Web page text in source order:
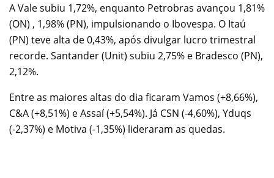
A Vale subiu 1,72%, enquanto Petrobras avançou 1,81%
(ON) , 1,98% (PN), impulsionando o Ibovespa. O Itaú
(PN) teve alta de 0,43%, após divulgar lucro trimestral
recorde. Santander (Unit) subiu 2,75% e Bradesco (PN),
2,12%.
Entre as maiores altas do dia ficaram Vamos (+8,66%),
C&A (+8,51%) e Assaí (+5,54%). Já CSN (-4,60%), Yduqs
(-2,37%) e Motiva (-1,35%) lideraram as quedas.